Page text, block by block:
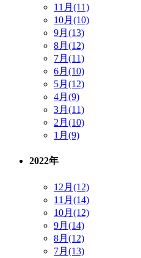
11月(11)
10月(10)
9月(13)
8月(12)
7月(11)
6月(10)
5月(12)
4月(9)
3月(11)
2月(10)
1月(9)
2022年
12月(12)
11月(14)
10月(12)
9月(14)
8月(12)
7月(13)